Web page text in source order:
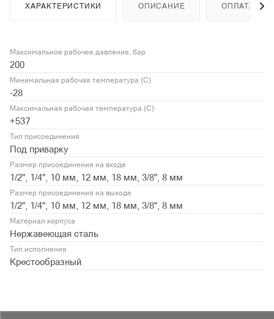
ХАРАКТЕРИСТИКИ ОПИСАНИЕ ОПЛАТА
Максимальное рабочее давление, бар
200
Минимальная рабочая температура (С)
-28
Максимальная рабочая температура (С)
+537
Тип присоединения
Под приварку
Размер присоединения на входе
1/2", 1/4", 10 мм, 12 мм, 18 мм, 3/8", 8 мм
Размер присоединения на выходе
1/2", 1/4", 10 мм, 12 мм, 18 мм, 3/8", 8 мм
Материал корпуса
Нержавеющая сталь
Тип исполнения
Крестообразный